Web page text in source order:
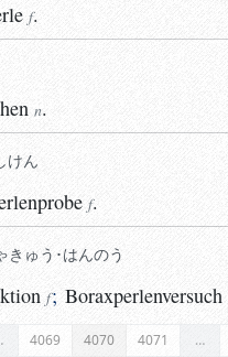
f.
n.
けん
f.
きゅう･はんのう
f; Boraxperlenversuch
4069 4070 4071 …